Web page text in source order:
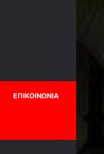
ΕΠΙΚΟΙΝΩΝΙΑ